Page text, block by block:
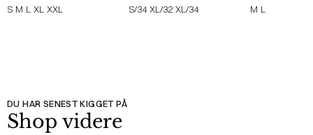
S M L XL XXL S/34 XL/32 XL/34 M L
DU HAR SENEST KIGGET PÅ
Shop videre